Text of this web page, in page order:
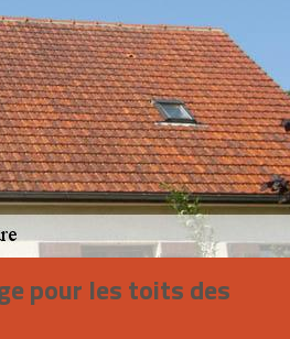
pour les toits des